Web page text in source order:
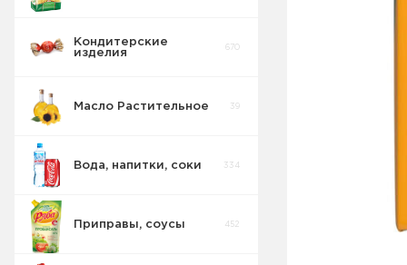
Кондитерские
изделия
670
Масло Растительное 39
Вода, напитки, соки 334
Соки Нектары
Приправы, соусы 452